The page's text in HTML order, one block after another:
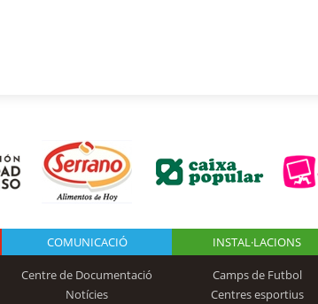
COMUNICACIÓ
Centre de Documentació
Notícies
INSTAL·LACIONS
Camps de Futbol
Centres esportius